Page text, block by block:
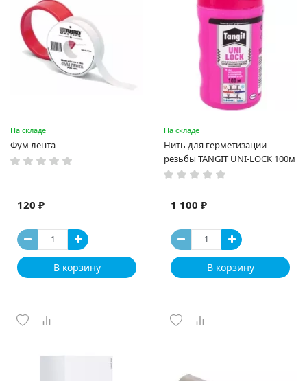
На складе
Фум лента
120 ₽
В корзину
На складе
Нить для герметизации
резьбы TANGIT UNI-LOCK 100м
1 100 ₽
В корзину